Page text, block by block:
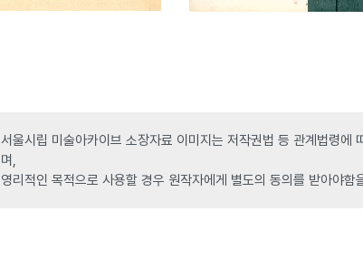
서울시립 미술아카이브 소장자료 이미지는 저작권법 등 관계법령
며,
영리적인 목적으로 사용할 경우 원작자에게 별도의 동의를 받아야함